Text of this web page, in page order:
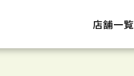
店舗一覧